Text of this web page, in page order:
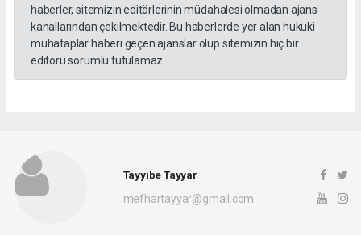
haberler, sitemizin editörlerinin müdahalesi olmadan ajans
kanallarından çekilmektedir. Bu haberlerde yer alan hukuki
muhataplar haberi geçen ajanslar olup sitemizin hiç bir
editörü sorumlu tutulamaz...
Tayyibe Tayyar
mefhartayyar@gmail.com